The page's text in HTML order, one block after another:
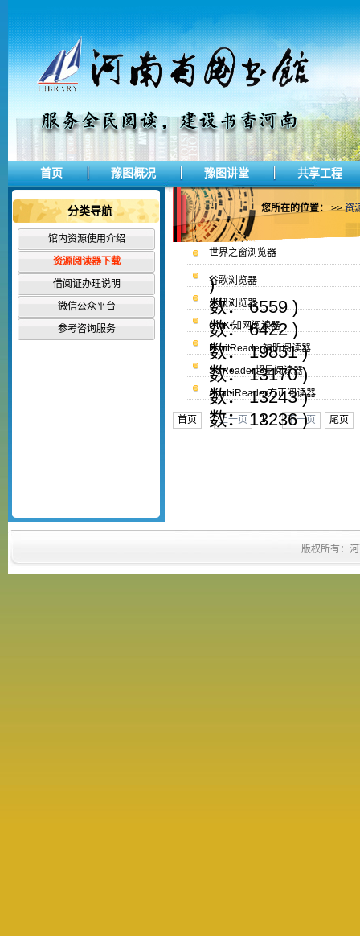
首页 豫图概况 豫图讲堂 共享工程
分类导航
馆内资源使用介绍
资源阅读器下载
借阅证办理说明
微信公众平台
参考咨询服务
您所在的位置：>>资
世界之窗浏览器
)
谷歌浏览器
数： 6559 )
火狐浏览器
数： 6422 )
CNKI知网阅读器
数： 19851 )
FoxitReader福昕阅读器
数： 13170 )
SSReader超星阅读器
数： 13243 )
ApabiReader方正阅读器
数： 13236 )
首页 上一页 1 下一页 尾页
版权所有：